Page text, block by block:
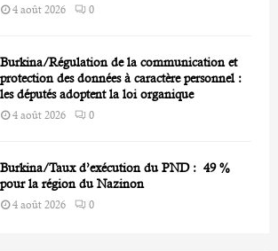
4 août 2026 0
Burkina/Régulation de la communication et
protection des données à caractère personnel :
les députés adoptent la loi organique
4 août 2026 0
Burkina/Taux d’exécution du PND : 49 %
pour la région du Nazinon
4 août 2026 0